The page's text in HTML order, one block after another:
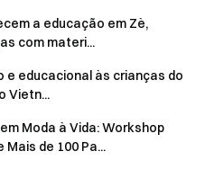
a educação em Zè,
com materi...
educacional às crianças do
Vietn...
Moda à Vida: Workshop
de 100 Pa...